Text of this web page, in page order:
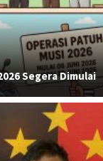
Segera Dimulai